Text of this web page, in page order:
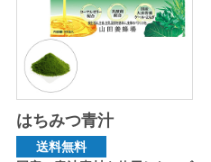
はちみつ青汁
送料無料